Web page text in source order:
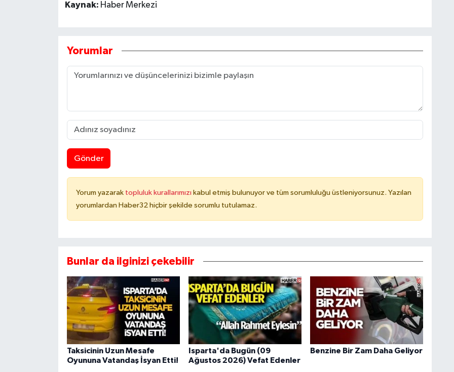
Kaynak: Haber Merkezi
Yorumlar
Gönder
Yorum yazarak topluluk kurallarımızı kabul etmiş bulunuyor ve tüm sorumluluğu üstleniyorsunuz. Yazılan
yorumlardan Haber32 hiçbir şekilde sorumlu tutulamaz.
Bunlar da ilginizi çekebilir
Taksicinin Uzun Mesafe
Oyununa Vatandaş İsyan Etti!
Isparta'da Bugün (09
Ağustos 2026) Vefat Edenler
Benzine Bir Zam Daha Geliyor